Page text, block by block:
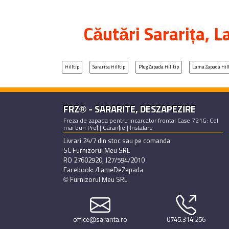
Căutări Sararița,
Hilltip Sararita Hilltip Plug Zapada Hilltip Lama Zapada
FRZ® - SARARITE, DESZAPEZIRE
Freza de zapada pentru incarcator frontal Case 721G: Cel
mai bun Preț | Garanție | Instalare
Livrari 24/7 din stoc sau pe comanda
SC Furnizorul Meu SRL
RO 27602920, J27/594/2010
Facebook: /LameDeZapada
© Furnizorul Meu SRL
office@sararita.ro 0745.314.256